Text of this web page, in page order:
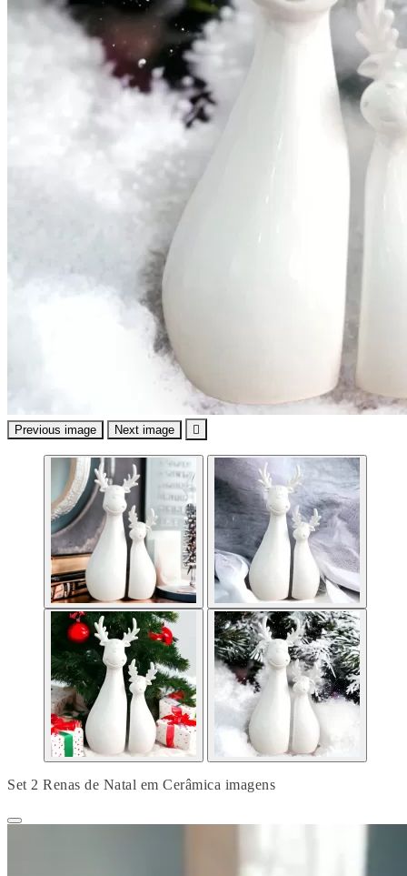
Previous image Next image 
Set 2 Renas de Natal em Cerâmica imagens